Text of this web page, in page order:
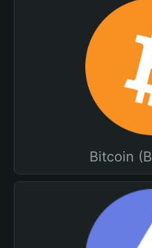
Bitcoin